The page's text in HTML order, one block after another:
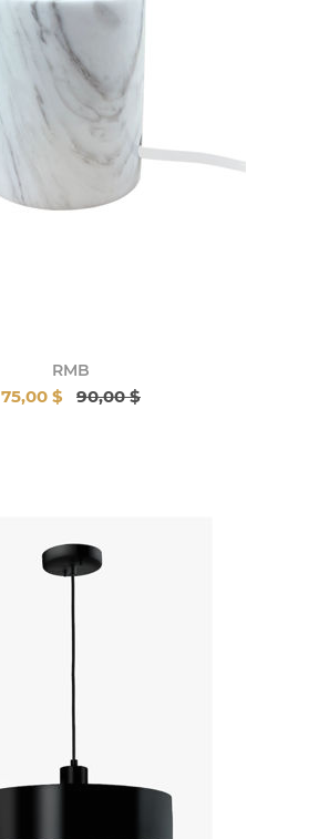
RMB
75,00 $ 90,00 $